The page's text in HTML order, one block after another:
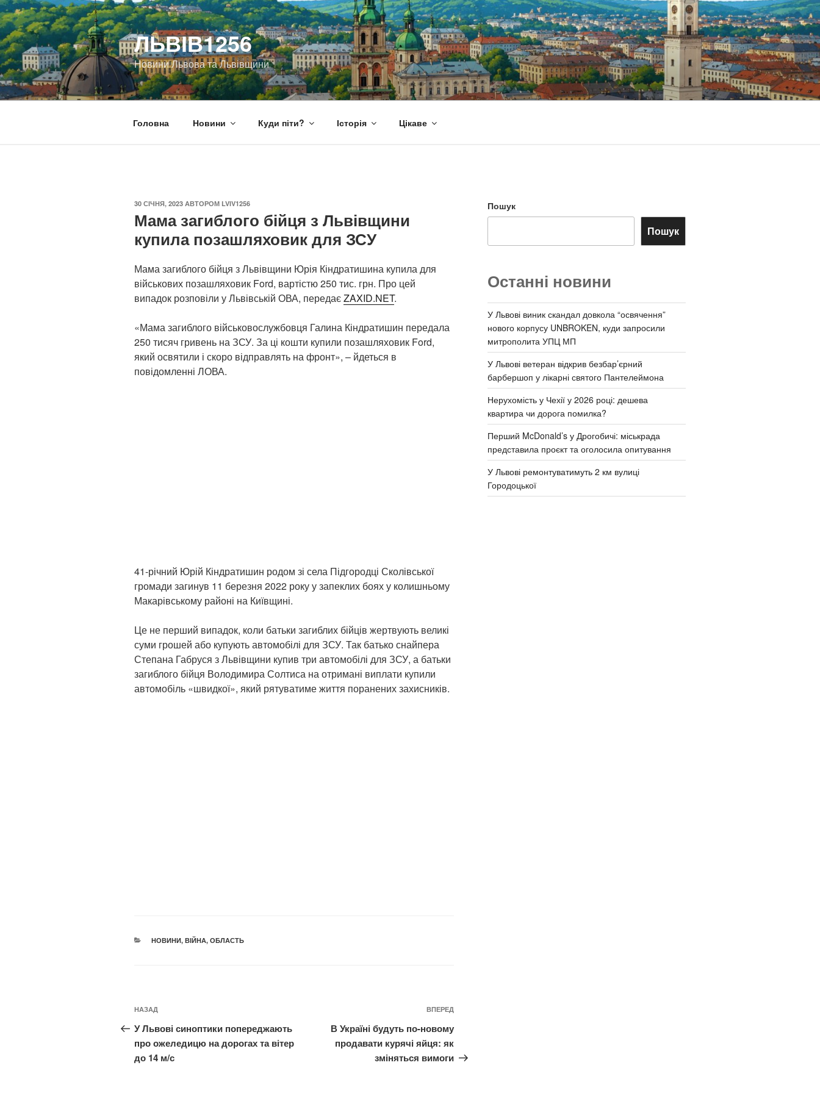
Перейти
до
вмісту
ЛЬВІВ1256
Новини Львова та Львівщини
Головна Новини Куди піти? Історія Цікаве
ОПУБЛІКОВАНО
30 СІЧНЯ, 2023 АВТОРОМ LVIV1256
Мама загиблого бійця з Львівщини
купила позашляховик для ЗСУ
Мама загиблого бійця з Львівщини Юрія Кіндратишина купила для
військових позашляховик Ford, вартістю 250 тис. грн. Про цей
випадок розповіли у Львівській ОВА, передаєZAXID.NET.
«Мама загиблого військовослужбовця Галина Кіндратишин передала
250 тисяч гривень на ЗСУ. За ці кошти купили позашляховик Ford,
який освятили і скоро відправлять на фронт», – йдеться в
повідомленні ЛОВА.
41-річний Юрій Кіндратишин родом зі села Підгородці Сколівської
громади загинув 11 березня 2022 року у запеклих боях у колишньому
Макарівському районі на Київщині.
Це не перший випадок, коли батьки загиблих бійців жертвують великі
суми грошей або купують автомобілі для ЗСУ. Так батько снайпера
Степана Габруся з Львівщини купив три автомобілі для ЗСУ, а батьки
загиблого бійця Володимира Солтиса на отримані виплати купили
автомобіль «швидкої», який рятуватиме життя поранених захисників.
КАТЕГОРІЇ
НОВИНИ, ВІЙНА, ОБЛАСТЬ
Навігація
записів
Попередній
запис:
НАЗАД
У Львові синоптики попереджають
про ожеледицю на дорогах та вітер
до 14 м/с
Наступний
запис
ВПЕРЕД
В Україні будуть по-новому
продавати курячі яйця: як
зміняться вимоги
Пошук
Пошук
Останні новини
У Львові виник скандал довкола “освячення”
нового корпусу UNBROKEN, куди запросили
митрополита УПЦ МП
У Львові ветеран відкрив безбар’єрний
барбершоп у лікарні святого Пантелеймона
Нерухомість у Чехії у 2026 році: дешева
квартира чи дорога помилка?
Перший McDonald’s у Дрогобичі: міськрада
представила проєкт та оголосила опитування
У Львові ремонтуватимуть 2 км вулиці
Городоцької